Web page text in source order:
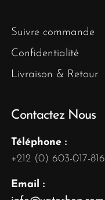
Suivre commande
Confidentialité
Livraison & Retour
Contactez Nous
Téléphone :
+212 (0) 603-017-816
Email :